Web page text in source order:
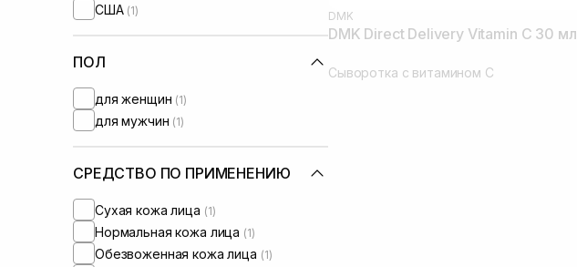
США (1)
ПОЛ
для женщин (1)
для мужчин (1)
СРЕДСТВО ПО ПРИМЕНЕНИЮ
Сухая кожа лица (1)
Нормальная кожа лица (1)
Обезвоженная кожа лица (1)
DMK
DMK Direct Delivery Vitamin C 30 мл
Сыворотка с витамином C